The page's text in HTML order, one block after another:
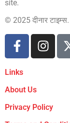
site.
© 2025 दीनार
Links
About Us
Privacy Policy